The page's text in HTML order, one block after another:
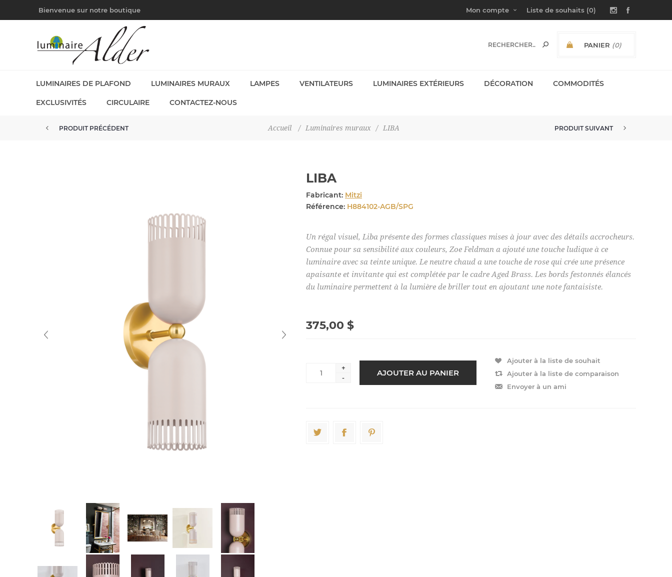
Bienvenue sur notre boutique Mon compte Liste de souhaits (0)
PANIER (0)
LUMINAIRES DE PLAFOND LUMINAIRES MURAUX LAMPES VENTILATEURS LUMINAIRES EXTÉRIEURS DÉCORATION COMMODITÉS
EXCLUSIVITÉS CIRCULAIRE CONTACTEZ-NOUS
Accueil / Luminaires muraux / LIBA
PRODUIT PRÉCÉDENT PRODUIT SUIVANT
LIBA
Fabricant: Mitzi
Référence: H884102-AGB/SPG
Un régal visuel, Liba présente des formes classiques mises à jour avec des détails accrocheurs.
Connue pour sa sensibilité aux couleurs, Zoe Feldman a ajouté une touche ludique à ce
luminaire avec sa teinte unique. Le neutre chaud a une touche de rose qui crée une présence
apaisante et invitante qui est complétée par le cadre Aged Brass. Les bords festonnés élancés
du luminaire permettent à la lumière de briller tout en ajoutant une note fantaisiste.
375,00 $
+
-